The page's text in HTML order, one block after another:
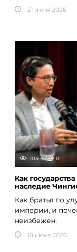
21 июня 2026
1030 0
Как
наследие
Как братья по
империи, и
неизбежен.
18 июня 2026